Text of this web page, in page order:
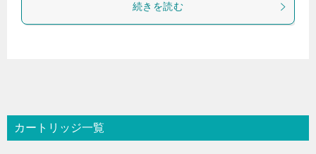
続きを読む
カートリッジ一覧